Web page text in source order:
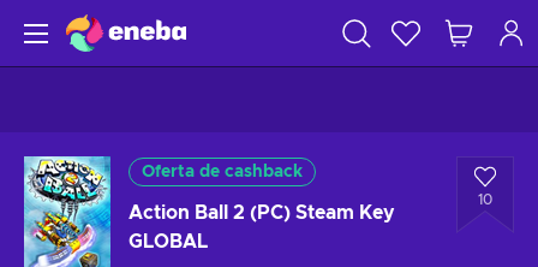
Oferta de cashback
Action Ball 2 (PC) Steam Key
GLOBAL
10